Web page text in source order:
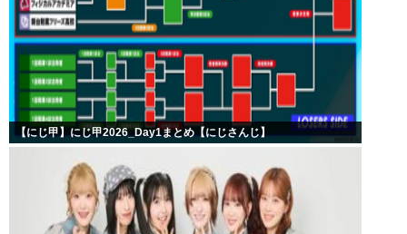
【にじ甲】にじ甲2026_Day1まとめ【にじさんじ】